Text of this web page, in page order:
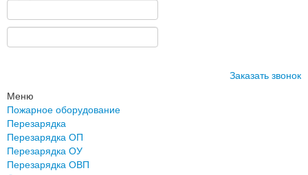
Заказать звонок
Меню
Пожарное оборудование
Перезарядка
Перезарядка ОП
Перезарядка ОУ
Перезарядка ОВП